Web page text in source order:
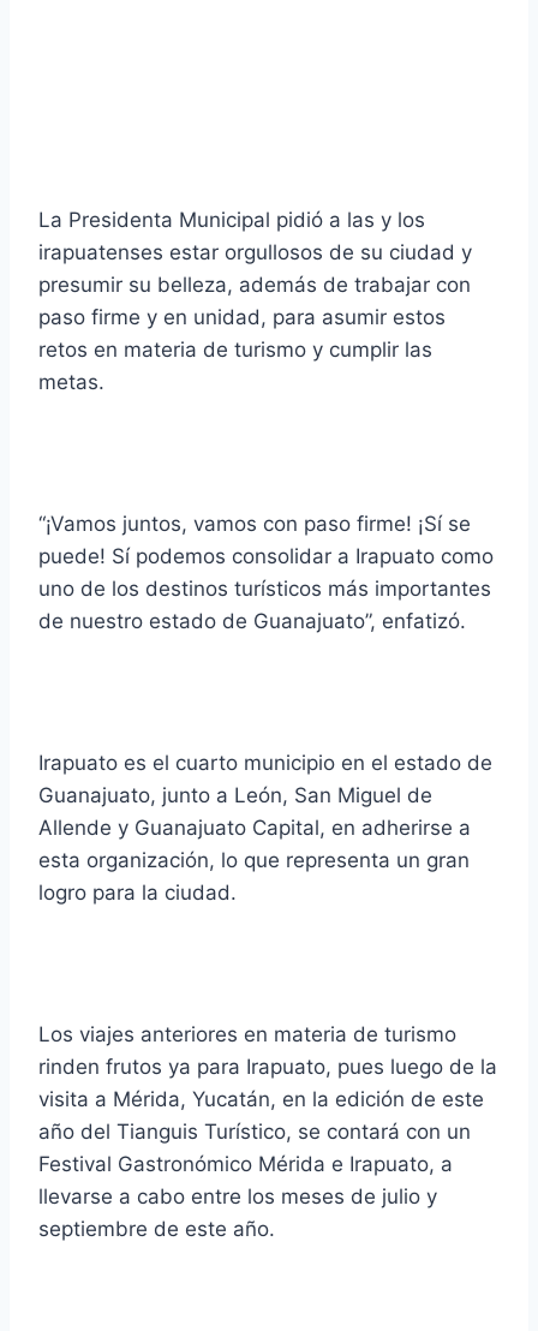
La Presidenta Municipal pidió a las y los
irapuatenses estar orgullosos de su ciudad y
presumir su belleza, además de trabajar con
paso firme y en unidad, para asumir estos
retos en materia de turismo y cumplir las
metas.
“¡Vamos juntos, vamos con paso firme! ¡Sí se
puede! Sí podemos consolidar a Irapuato como
uno de los destinos turísticos más importantes
de nuestro estado de Guanajuato”, enfatizó.
Irapuato es el cuarto municipio en el estado de
Guanajuato, junto a León, San Miguel de
Allende y Guanajuato Capital, en adherirse a
esta organización, lo que representa un gran
logro para la ciudad.
Los viajes anteriores en materia de turismo
rinden frutos ya para Irapuato, pues luego de la
visita a Mérida, Yucatán, en la edición de este
año del Tianguis Turístico, se contará con un
Festival Gastronómico Mérida e Irapuato, a
llevarse a cabo entre los meses de julio y
septiembre de este año.